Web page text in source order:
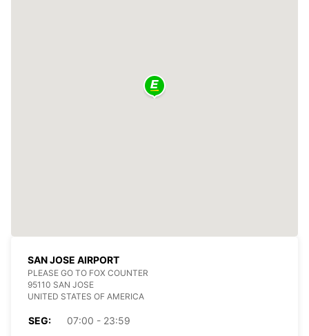
SAN JOSE AIRPORT
PLEASE GO TO FOX COUNTER
95110 SAN JOSE
UNITED STATES OF AMERICA
SEG:
07:00 - 23:59